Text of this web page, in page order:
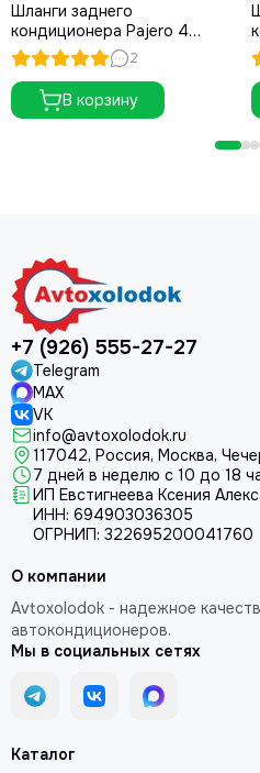
Шланги заднего
кондиционера Pajero 4
комплект 330см. (Рестайлинг)
2
В корзину
+7 (926) 555-27-27
Telegram
MAX
VK
info@avtoxolodok.ru
117042, Россия, Москва,
7 дней в неделю с 10 до 18
ИП Евстигнеева Ксения
ИНН: 694903036305
ОГРНИП: 322695200041760
Каталог
О компании
Avtoxolodok - надежное
автокондиционеров.
Мы в социальных сетях